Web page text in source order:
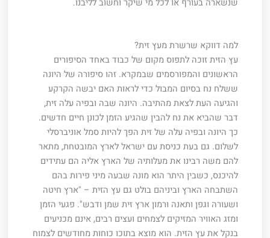
למה דווקא שרשרת מעץ זית?
עץ הזית זוכה לתפוס מקום של כבוד באחד הסיפורים
הראשונים והמפורסמים שבמקרא. זהו סיפורה של היונה
ששלח נח בסיום המבול כדי לראות האם יבשה הקרקע
והגיעה העת לצאת מהתיבה. היונה שבה ובפיה עלה זית,
דבר שהביא את נח להבין שהגיע הזמן לכונן חיים חדשים.
כך היונה ובפיה עלה של זית הפך להיות סמל אוניברסלי
לשלום. גם בעת כניסת עם ישראל לארץ המובטחת, מתאר
להם משה רבינו את מעלותיה של הארץ אליה הם עתידים
להיכנס, כשבין היתר הוא מונה שבעה מיני פירות בהם
השתבחה הארץ וביניהם בולט גם עץ הזית – "ארץ חיטה
ושעורה וגפן ותאנה ורמון ארץ זית שמן ודבש". פגעי הזמן
ומזג האוויר המזיקים לצמחים ועצים רבים, אינם מכניעים
בנקל את עץ הזית. הוא מוצא בתוכו כוחות מחודשים לצמוח